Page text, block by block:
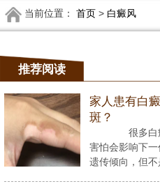
当前位置： 首页> 白癜风
推荐阅读
家人患有白
斑？
很多白癜
害怕会影响下
遗传倾向，但不